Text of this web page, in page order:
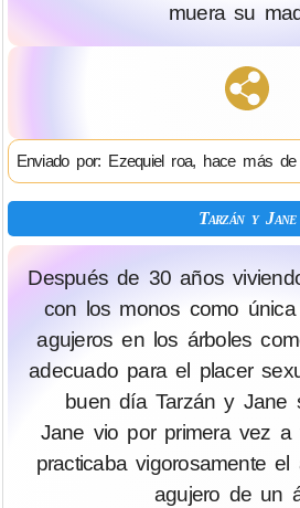
muera su
Enviado por: Ezequiel roa, hace más
Tarzán y Jane
Después de 30 años
con los monos como
agujeros en los árboles
adecuado para el placer
buen día Tarzán y Jane
Jane vio por primera vez a
practicaba vigorosamente
agujero de un